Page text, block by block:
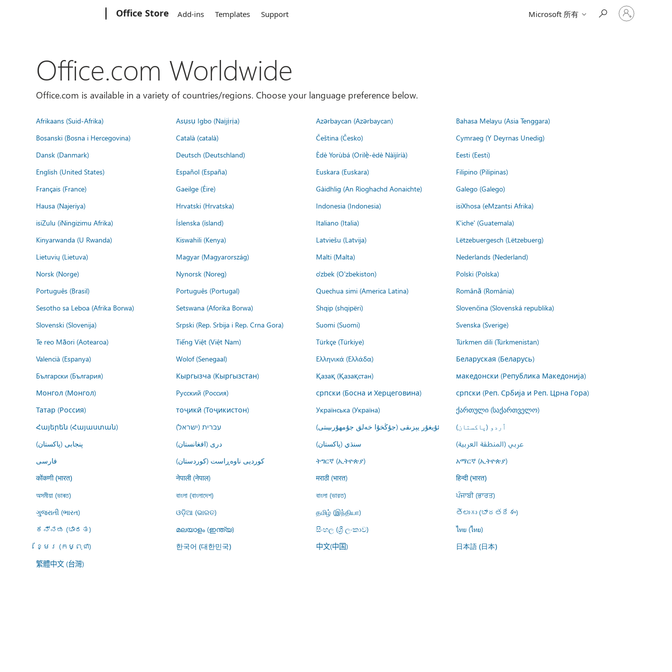
Office Store Add-ins Templates Support Microsoft 所有
登
入
Office.com Worldwide
Office.com is available in a variety of countries/regions. Choose your language preference below.
Afrikaans (Suid-Afrika) Asụsụ Igbo (Naịjịrịa) Azərbaycan (Azərbaycan)
Bahasa Melayu (Asia Tenggara)
Bosanski (Bosna i Hercegovina)
Català (català) Čeština (Česko)
Cymraeg (Y Deyrnas Unedig)
Dansk (Danmark)
Deutsch (Deutschland) Èdè Yorùbá (Orilẹ̀-èdè Nàìjíríà)
Eesti (Eesti)
English (United States)
Español (España) Euskara (Euskara)
Filipino (Pilipinas)
Français (France)
Gaeilge (Éire) Gàidhlig (An Rìoghachd Aonaichte)
Galego (Galego)
Hausa (Najeriya)
Hrvatski (Hrvatska) Indonesia (Indonesia)
isiXhosa (eMzantsi Afrika)
isiZulu (iNingizimu Afrika)
Íslenska (ísland) Italiano (Italia)
K'iche' (Guatemala)
Kinyarwanda (U Rwanda)
Kiswahili (Kenya) Latviešu (Latvija)
Lëtzebuergesch (Lëtzebuerg)
Lietuvių (Lietuva)
Magyar (Magyarország) Malti (Malta)
Nederlands (Nederland)
Norsk (Norge)
Nynorsk (Noreg) o'zbek (O'zbekiston)
Polski (Polska)
Português (Brasil)
Português (Portugal) Quechua simi (America Latina)
Română (România)
Sesotho sa Leboa (Afrika Borwa)
Setswana (Aforika Borwa) Shqip (shqipëri)
Slovenčina (Slovenská republika)
Slovenski (Slovenija)
Srpski (Rep. Srbija i Rep. Crna Gora) Suomi (Suomi)
Svenska (Sverige)
Te reo Māori (Aotearoa)
Tiếng Việt (Việt Nam) Türkçe (Türkiye)
Türkmen dili (Türkmenistan)
Valencià (Espanya)
Wolof (Senegaal) Ελληνικά (Ελλάδα)
Беларуская (Беларусь)
Български (България)
Кыргызча (Кыргызстан) Қазақ (Қазақстан)
македонски (Република Македонија)
Монгол (Монгол)
Русский (Россия) српски (Босна и Херцеговина)
српски (Реп. Србија и Реп. Црна Гора)
Татар (Россия)
тоҷикӣ (Тоҷикистон) Українська (Україна)
ქართული (საქართველო)
Հայերեն (Հայաստան)
עברית (ישראל) ئۇيغۇر يېزىقى (جۇڭخۇا خەلق جۇمھۇرىيىتى)
اُردو (پاکستان)
پنجابی (پاکستان)
درى (افغانستان) سنڌي (پاکستان)
عربي (المنطقة العربية)
فارسى
کوردیی ناوەڕاست (کوردستان) ትግርኛ (ኢትዮጵያ) አማርኛ (ኢትዮጵያ)
कोंकणी (भारत) नेपाली (नेपाल) मराठी (भारत) हिन्दी (भारत)
অসমীয়া (ভাৰত) বাংলা (বাংলাদেশ) বাংলা (ভারত)
ਪੰਜਾਬੀ (ਭਾਰਤ)
ગુજરાતી (ભારત)
ଓଡ଼ିଆ (ଭାରତ) தமிழ் (இந்தியா)
తెలుగు (భారతదేశం)
ಕನ್ನಡ (ಭಾರತ)
മലയാളം (ഇന്ത്യ) සිංහල (ශ්‍රී ලංකාව)
ไทย (ไทย)
ខ្មែរ (កម្ពុជា)
한국어 (대한민국) 中文(中国) 日本語 (日本)
繁體中文 (台灣)